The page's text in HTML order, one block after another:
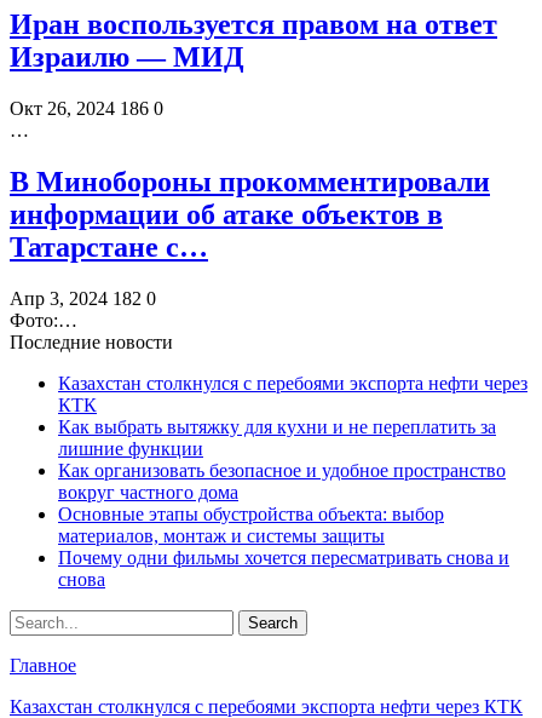
Иран воспользуется правом на ответ
Израилю — МИД
Окт 26, 2024 186 0
…
В Минобороны прокомментировали
информации об атаке объектов в
Татарстане с…
Апр 3, 2024 182 0
Фото:…
Последние новости
Казахстан столкнулся с перебоями экспорта нефти через
КТК
Как выбрать вытяжку для кухни и не переплатить за
лишние функции
Как организовать безопасное и удобное пространство
вокруг частного дома
Основные этапы обустройства объекта: выбор
материалов, монтаж и системы защиты
Почему одни фильмы хочется пересматривать снова и
снова
Главное
Казахстан столкнулся с перебоями экспорта нефти через КТК